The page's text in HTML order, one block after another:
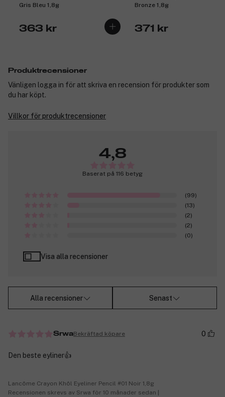
Gris Bleu 1,8g
363 kr
Bronze 1,8g
371 kr
Produktrecensioner
Vänligen logga in för att skriva en recension för produkter som
du har köpt.
Villkor för produktrecensioner
4,8
Baserat på 116 betyg
(99)
(13)
(2)
(2)
(0)
Visa alla recensioner
Alla recensioner Senast
SrwaBekräftad köpare 0
Den beste eyliner👍
Lancôme Crayon Khôl Eyeliner Pencil #01 Noir 1,8g
Recensionen skrevs av Srwa för 10 månader sedan |